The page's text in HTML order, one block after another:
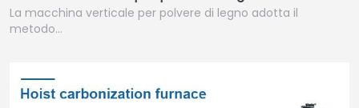
La macchina verticale per polvere di legno adotta il
metodo…